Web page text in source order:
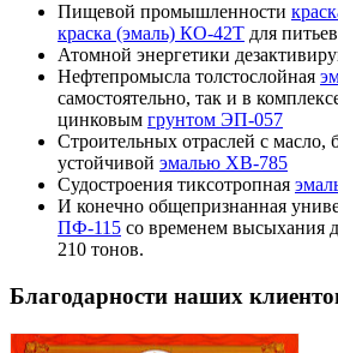
Пищевой промышленности
краска (эмаль) КО-42Т для
Атомной энергетики
Нефтепромысла толстослойная
самостоятельно, так и в
цинковым грунтом ЭП-057
Строительных отраслей с масло,
устойчивой эмалью ХВ-785
Судостроения тиксотропная
И конечно общепризнанная
ПФ-115 со временем высыхания
210 тонов.
Благодарности наших